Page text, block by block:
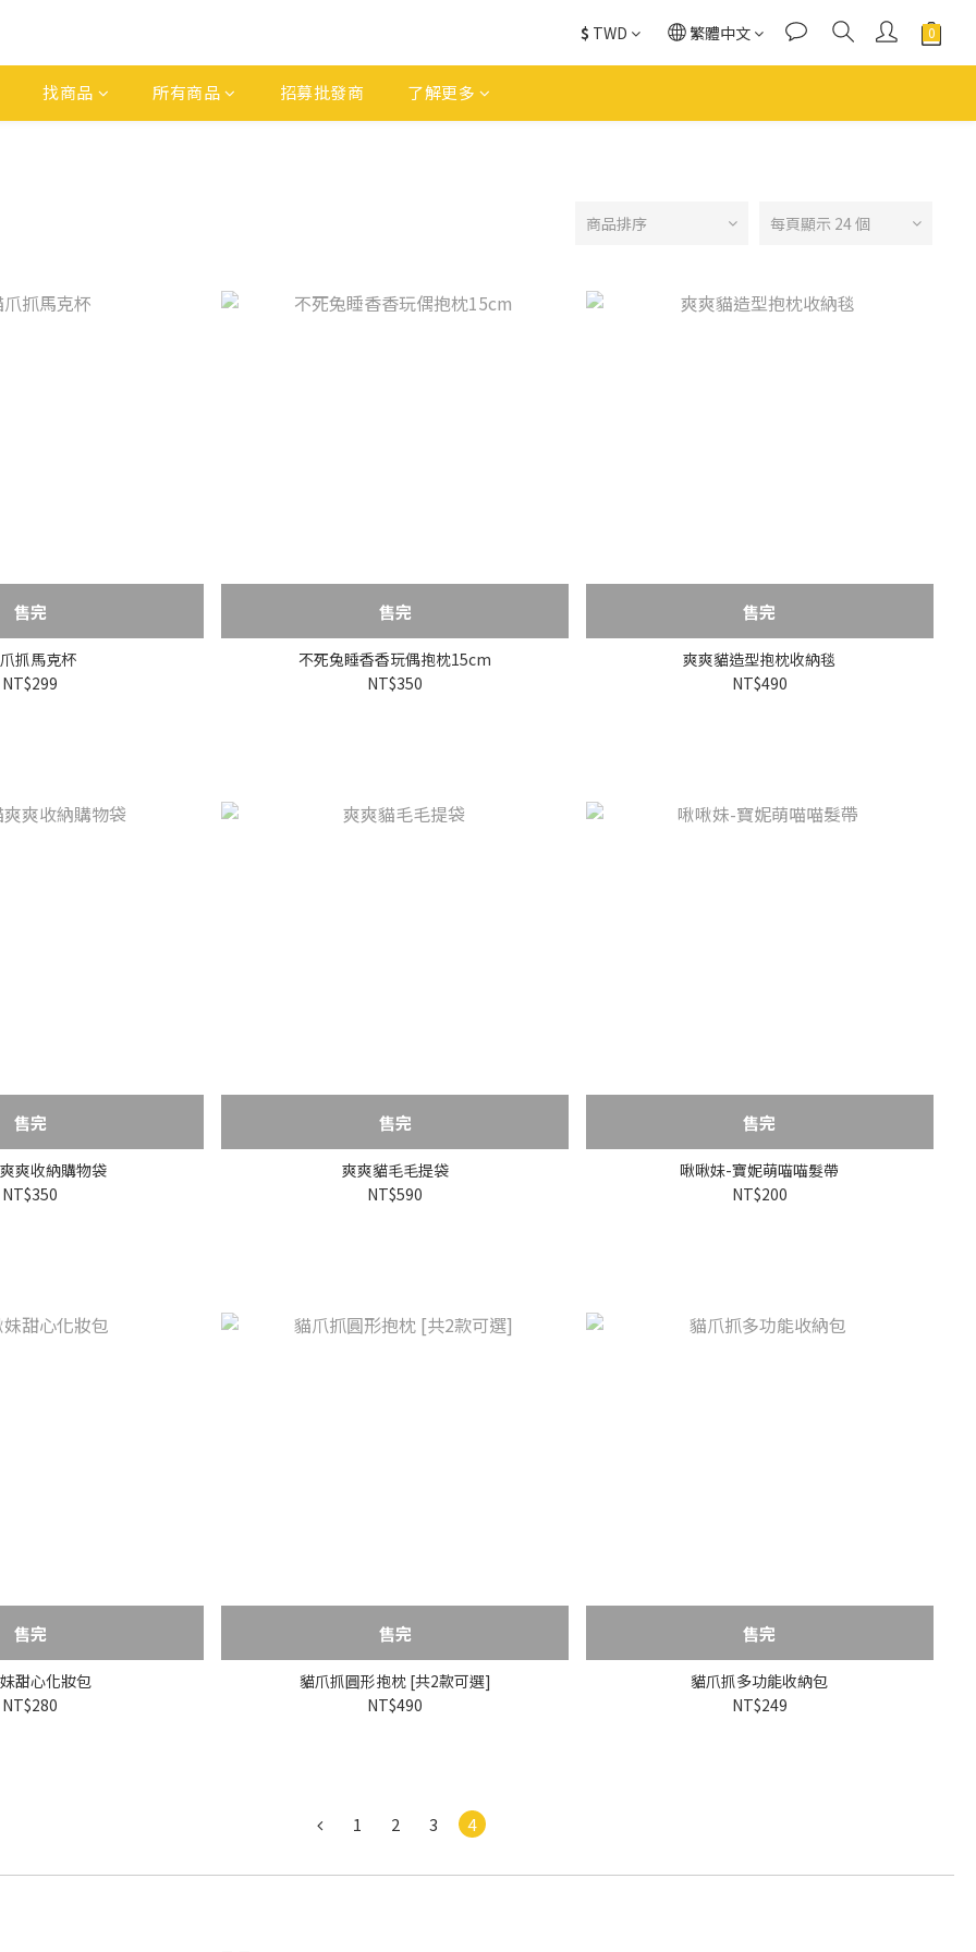
$ TWD 繁體中文
找商品 所有商品 招募批發商 了解更多
商品排序 每頁顯示 24 個
售完
抓馬克杯
NT$299
售完
不死兔睡香香玩偶抱枕15cm
NT$350
售完
爽爽貓造型抱枕收納毯
NT$490
售完
爽收納購物袋
NT$350
售完
爽爽貓毛毛提袋
NT$590
售完
啾啾妹-寶妮萌喵喵髮帶
NT$200
售完
甜心化妝包
NT$280
售完
貓爪抓圓形抱枕 [共2款可選]
NT$490
售完
貓爪抓多功能收納包
NT$249
1 2 3 4